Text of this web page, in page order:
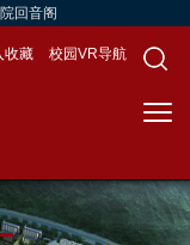
回音阁
收藏 校园VR导航